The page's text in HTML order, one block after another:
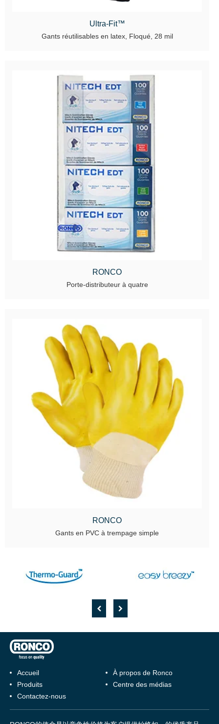
Ultra-Fit™
Gants réutilisables en latex, Floqué, 28 mil
RONCO
Porte-distributeur à quatre
RONCO
Gants en PVC à trempage simple
Accueil
À propos de Ronco
Produits
Centre des médias
Contactez-nous